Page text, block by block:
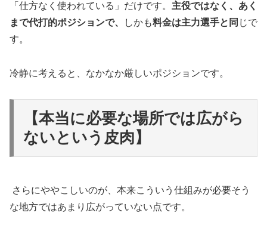
「仕方なく使われている」だけです。 主役ではなく、あく
まで代打的ポジションで、
しかも料金は主力選手と同 じで
す。
冷静に考えると、なかなか厳しいポジションです。
【本当に必要な場所では広がら
ないという皮肉】
さらにややこしいのが、本来こういう仕組みが必要そう
な地方ではあまり広がっていない点です。